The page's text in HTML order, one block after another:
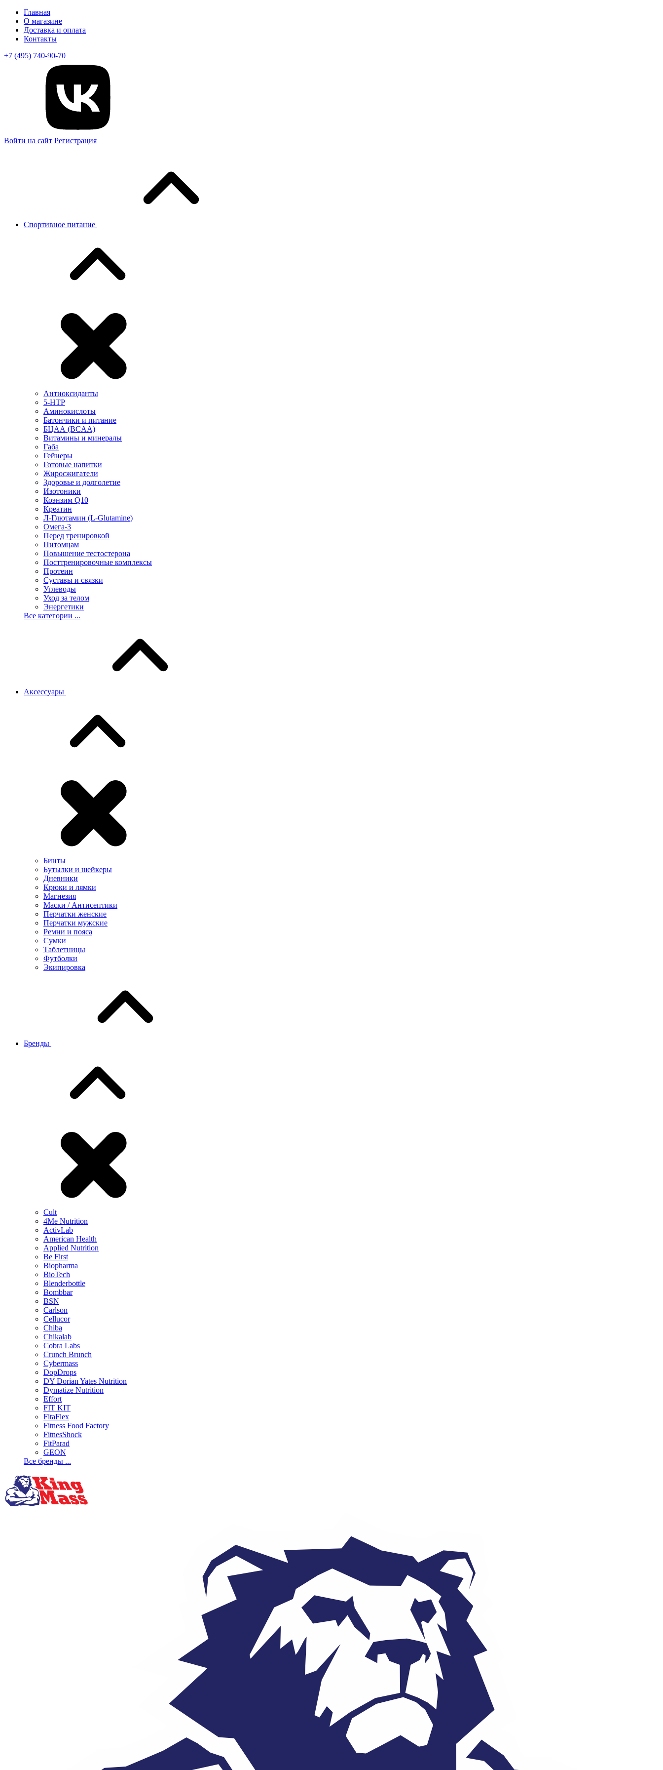
Главная
О магазине
Доставка и оплата
Контакты
+7 (495) 740-90-70
Войти на сайт Регистрация
Спортивное питание
Антиоксиданты
5-HTP
Аминокислоты
Батончики и питание
БЦАА (BCAA)
Витамины и минералы
Габа
Гейнеры
Готовые напитки
Жиросжигатели
Здоровье и долголетие
Изотоники
Коэнзим Q10
Креатин
Л-Глютамин (L-Glutamine)
Омега-3
Перед тренировкой
Питомцам
Повышение тестостерона
Посттренировочные комплексы
Протеин
Суставы и связки
Углеводы
Уход за телом
Энергетики
Все категории ...
Аксессуары
Бинты
Бутылки и шейкеры
Дневники
Крюки и лямки
Магнезия
Маски / Антисептики
Перчатки женские
Перчатки мужские
Ремни и пояса
Сумки
Таблетницы
Футболки
Экипировка
Бренды
Cult
4Me Nutrition
ActivLab
American Health
Applied Nutrition
Be First
Biopharma
BioTech
Blenderbottle
Bombbar
BSN
Carlson
Cellucor
Chiba
Chikalab
Cobra Labs
Crunch Brunch
Cybermass
DopDrops
DY Dorian Yates Nutrition
Dymatize Nutrition
Effort
FIT KIT
FitaFlex
Fitness Food Factory
FitnesShock
FitParad
GEON
Все бренды ...